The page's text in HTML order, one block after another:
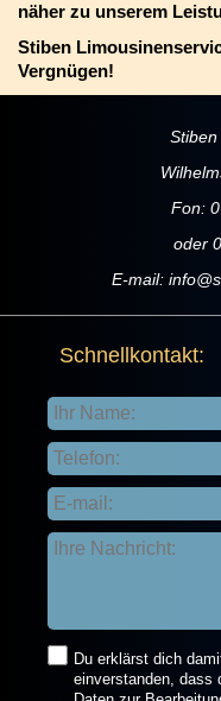
näher zu unserem
Stiben
Vergnügen!
Fon:
oder
E-mail:
Schnellkontakt:
Du erklärst dich
einverstanden, dass